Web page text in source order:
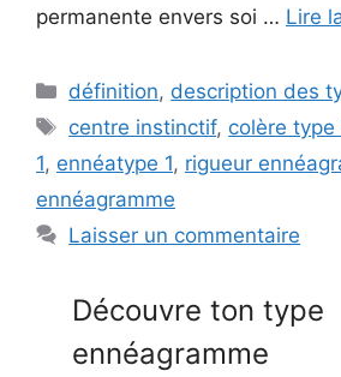
permanente envers soi … Lire
Catégories
définition, description des
Étiquettes
centre instinctif, colère type
1, ennéatype 1, rigueur
ennéagramme
Laisser un commentaire
Découvre ton type
ennéagramme